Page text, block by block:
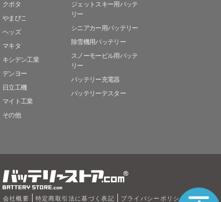
クボタ
やまびこ
ヘッズ
マキタ
キシデン工業
デンヨー
日立工機
マイト工業
その他
ジェットスキー用バッテ
リー
シニアカー用バッテリー
除雪機用バッテリー
スノーモービル用バッテ
リー
バッテリー充電器
バッテリーテスター
会社概要 特定商取引法に基づく表記 プライバシーポリシー